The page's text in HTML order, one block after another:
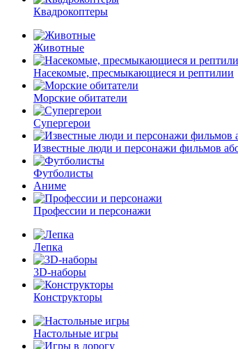
Квадрокоптеры
Животные
Насекомые, пресмыкающиеся и рептилии
Морские обитатели
Супергерои
Известные люди и персонажи фильмов
Футболисты
Аниме
Профессии и персонажи
Лепка
3D-наборы
Конструкторы
Настольные игры